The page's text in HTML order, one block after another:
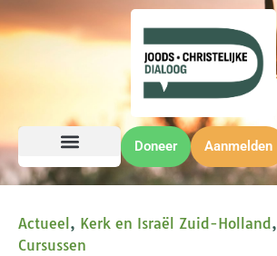
Doneer Aanmelden
Actueel , Kerk en Israël Zuid-Holland,
Cursussen